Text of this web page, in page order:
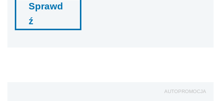
Sprawd
ź
AUTOPROMOCJA